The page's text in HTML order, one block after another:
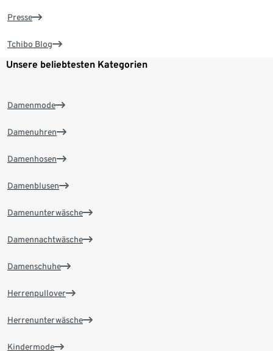
Presse
Tchibo Blog
Unsere beliebtesten Kategorien
Damenmode
Damenuhren
Damenhosen
Damenblusen
Damenunterwäsche
Damennachtwäsche
Damenschuhe
Herrenpullover
Herrenunterwäsche
Kindermode